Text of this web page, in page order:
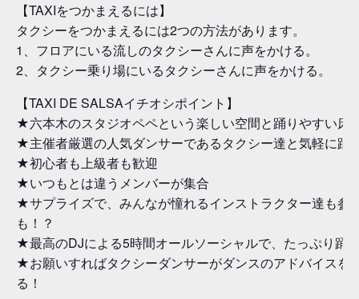
【TAXIをつかまえるには】
タクシーをつかまえるには2つの方法があります。
1、フロアにいる流しのタクシーさんに声をかける。
2、タクシー乗り場にいるタクシーさんに声をかける。
【TAXI DE SALSAイチオシポイント】
★六本木のスタジオペペという楽しい空間と踊りやすい床
★主催者厳選の人気ダンサーであるタクシー達と気軽に踊
★初心者も上級者も歓迎
★いつもとは違うメンバーが集合
★サプライズで、みんなが憧れるインストラクター達も参
も！？
★最高のDJによる5時間オールソーシャルで、たっぷり踊
★お願いすればタクシーダンサーがダンスのアドバイスを
る！